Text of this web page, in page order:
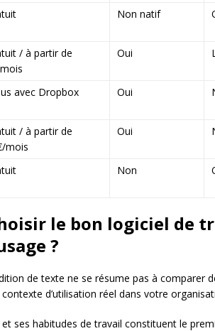
Non natif
/ à partir de
Oui
avec Dropbox Oui
/ à partir de
mois
Oui
Non
le bon logiciel de
?
de texte ne se résume pas à comparer
d’utilisation réel dans votre
et ses habitudes de travail constituent le